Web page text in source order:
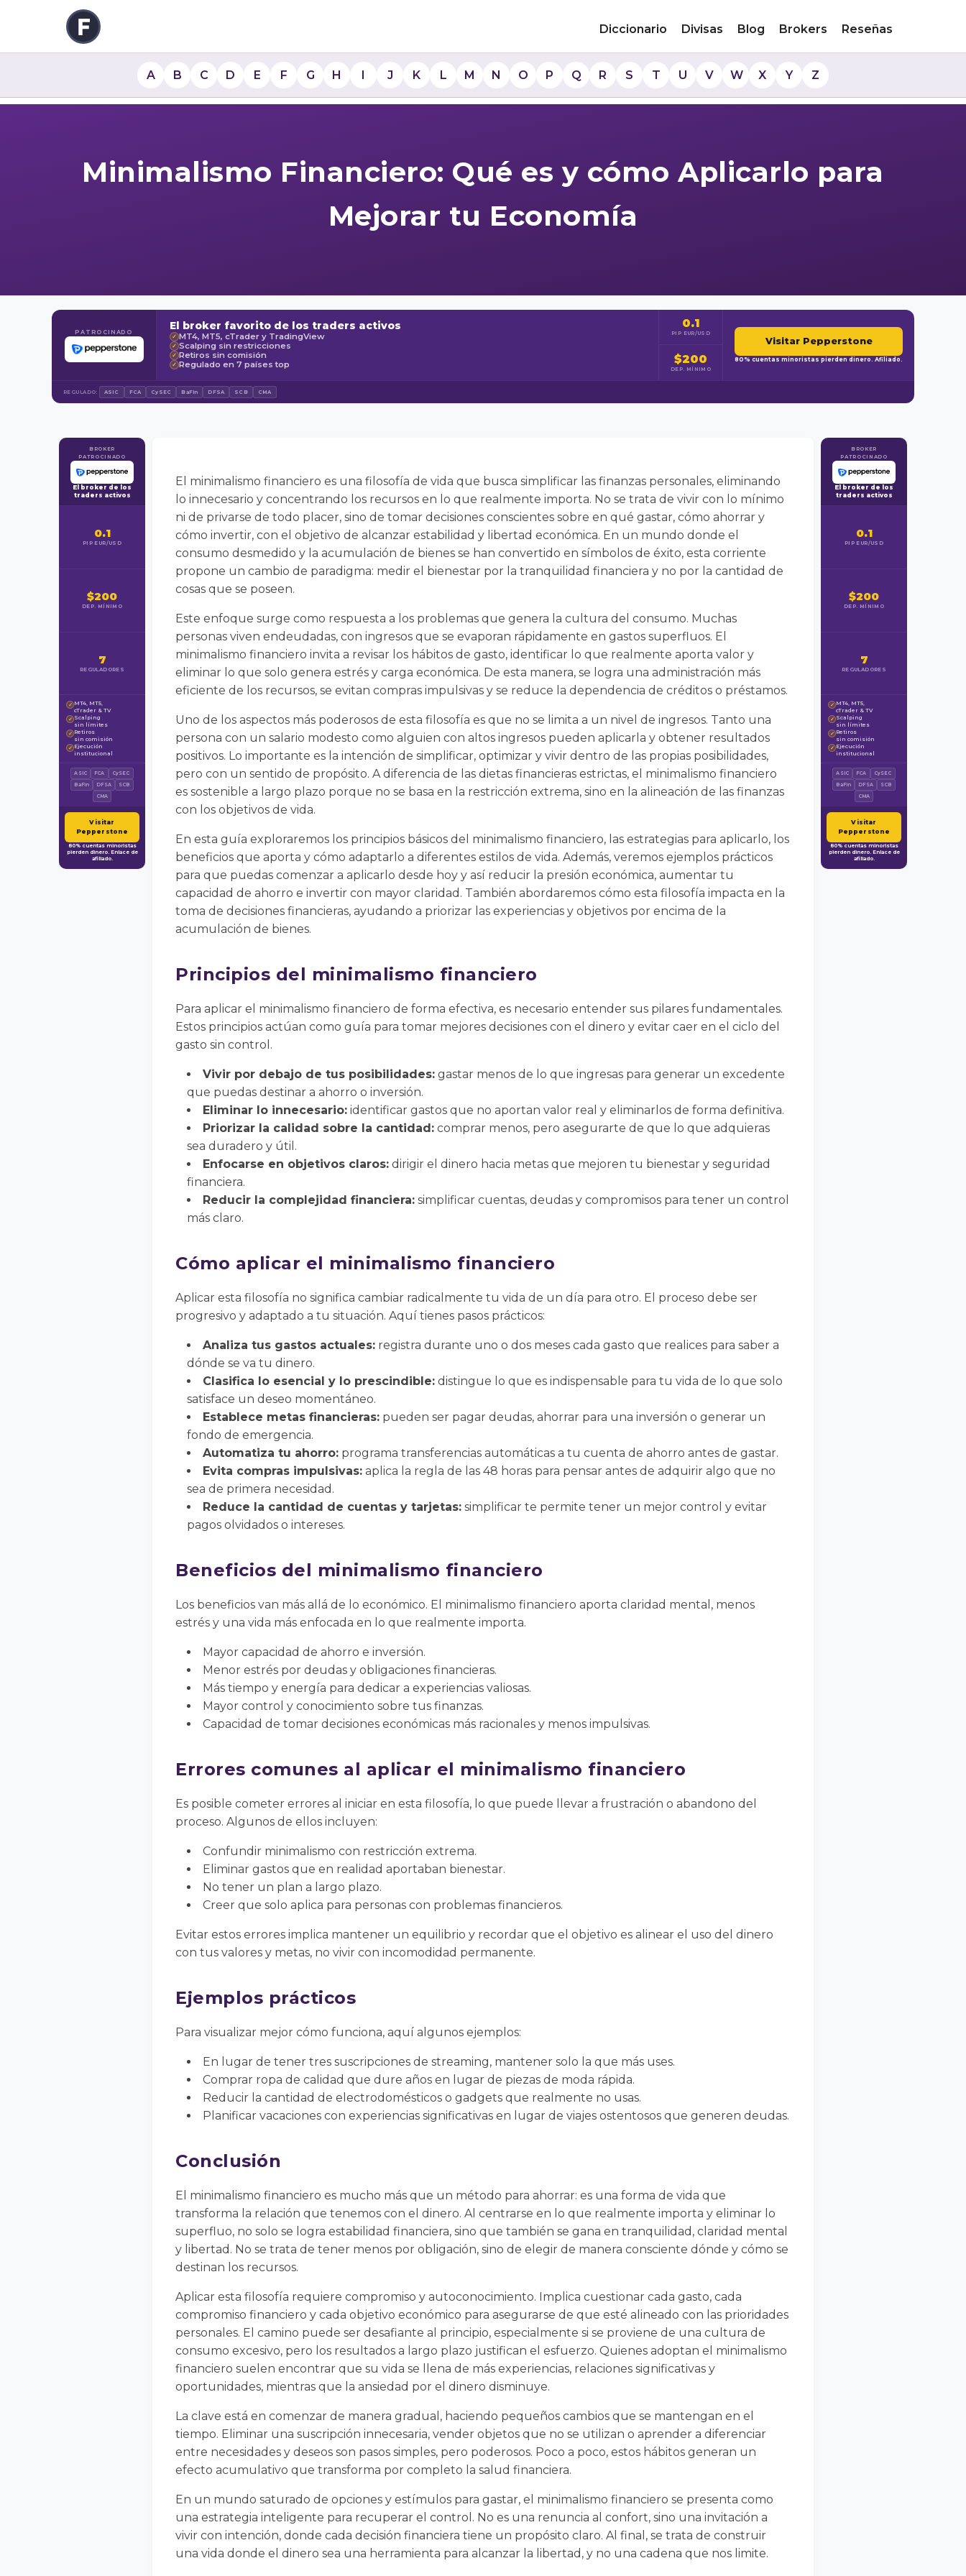
Diccionario Divisas Blog Brokers Reseñas
A B C D E F G H I J K L M N O P Q R S T U V W X Y Z
Minimalismo Financiero: Qué es y cómo Aplicarlo para
Mejorar tu Economía
PATROCINADO El broker favorito de los traders activos
✓ MT4, MT5, cTrader y TradingView
✓ Scalping sin restricciones
✓ Retiros sin comisión
✓ Regulado en 7 países top
0.1
PIP EUR/USD
$200
DEP. MÍNIMO
Visitar Pepperstone
80% cuentas minoristas pierden dinero. Afiliado.
REGULADO: ASIC FCA CySEC BaFin DFSA SCB CMA
BROKER
PATROCINADO
El broker de los
traders activos
0.1
PIP EUR/USD
$200
DEP. MÍNIMO
7
REGULADORES
✓ MT4, MT5,
cTrader & TV
✓ Scalping
sin límites
✓ Retiros
sin comisión
✓ Ejecución
institucional
ASIC FCA
CySEC
BaFin
DFSA
SCB
CMA
Visitar
Pepperstone
80% cuentas minoristas
pierden dinero. Enlace de
afiliado.
El minimalismo financiero es una filosofía de vida que busca simplificar las finanzas personales, eliminando
lo innecesario y concentrando los recursos en lo que realmente importa. No se trata de vivir con lo mínimo
ni de privarse de todo placer, sino de tomar decisiones conscientes sobre en qué gastar, cómo ahorrar y
cómo invertir, con el objetivo de alcanzar estabilidad y libertad económica. En un mundo donde el
consumo desmedido y la acumulación de bienes se han convertido en símbolos de éxito, esta corriente
propone un cambio de paradigma: medir el bienestar por la tranquilidad financiera y no por la cantidad de
cosas que se poseen.
Este enfoque surge como respuesta a los problemas que genera la cultura del consumo. Muchas
personas viven endeudadas, con ingresos que se evaporan rápidamente en gastos superfluos. El
minimalismo financiero invita a revisar los hábitos de gasto, identificar lo que realmente aporta valor y
eliminar lo que solo genera estrés y carga económica. De esta manera, se logra una administración más
eficiente de los recursos, se evitan compras impulsivas y se reduce la dependencia de créditos o préstamos.
Uno de los aspectos más poderosos de esta filosofía es que no se limita a un nivel de ingresos. Tanto una
persona con un salario modesto como alguien con altos ingresos pueden aplicarla y obtener resultados
positivos. Lo importante es la intención de simplificar, optimizar y vivir dentro de las propias posibilidades,
pero con un sentido de propósito. A diferencia de las dietas financieras estrictas, el minimalismo financiero
es sostenible a largo plazo porque no se basa en la restricción extrema, sino en la alineación de las finanzas
con los objetivos de vida.
En esta guía exploraremos los principios básicos del minimalismo financiero, las estrategias para aplicarlo, los
beneficios que aporta y cómo adaptarlo a diferentes estilos de vida. Además, veremos ejemplos prácticos
para que puedas comenzar a aplicarlo desde hoy y así reducir la presión económica, aumentar tu
capacidad de ahorro e invertir con mayor claridad. También abordaremos cómo esta filosofía impacta en la
toma de decisiones financieras, ayudando a priorizar las experiencias y objetivos por encima de la
acumulación de bienes.
Principios del minimalismo financiero
Para aplicar el minimalismo financiero de forma efectiva, es necesario entender sus pilares fundamentales.
Estos principios actúan como guía para tomar mejores decisiones con el dinero y evitar caer en el ciclo del
gasto sin control.
Vivir por debajo de tus posibilidades: gastar menos de lo que ingresas para generar un excedente
que puedas destinar a ahorro o inversión.
Eliminar lo innecesario: identificar gastos que no aportan valor real y eliminarlos de forma definitiva.
Priorizar la calidad sobre la cantidad: comprar menos, pero asegurarte de que lo que adquieras
sea duradero y útil.
Enfocarse en objetivos claros: dirigir el dinero hacia metas que mejoren tu bienestar y seguridad
financiera.
Reducir la complejidad financiera: simplificar cuentas, deudas y compromisos para tener un control
más claro.
Cómo aplicar el minimalismo financiero
Aplicar esta filosofía no significa cambiar radicalmente tu vida de un día para otro. El proceso debe ser
progresivo y adaptado a tu situación. Aquí tienes pasos prácticos:
Analiza tus gastos actuales: registra durante uno o dos meses cada gasto que realices para saber a
dónde se va tu dinero.
Clasifica lo esencial y lo prescindible: distingue lo que es indispensable para tu vida de lo que solo
satisface un deseo momentáneo.
Establece metas financieras: pueden ser pagar deudas, ahorrar para una inversión o generar un
fondo de emergencia.
Automatiza tu ahorro: programa transferencias automáticas a tu cuenta de ahorro antes de gastar.
Evita compras impulsivas: aplica la regla de las 48 horas para pensar antes de adquirir algo que no
sea de primera necesidad.
Reduce la cantidad de cuentas y tarjetas: simplificar te permite tener un mejor control y evitar
pagos olvidados o intereses.
Beneficios del minimalismo financiero
Los beneficios van más allá de lo económico. El minimalismo financiero aporta claridad mental, menos
estrés y una vida más enfocada en lo que realmente importa.
Mayor capacidad de ahorro e inversión.
Menor estrés por deudas y obligaciones financieras.
Más tiempo y energía para dedicar a experiencias valiosas.
Mayor control y conocimiento sobre tus finanzas.
Capacidad de tomar decisiones económicas más racionales y menos impulsivas.
Errores comunes al aplicar el minimalismo financiero
Es posible cometer errores al iniciar en esta filosofía, lo que puede llevar a frustración o abandono del
proceso. Algunos de ellos incluyen:
Confundir minimalismo con restricción extrema.
Eliminar gastos que en realidad aportaban bienestar.
No tener un plan a largo plazo.
Creer que solo aplica para personas con problemas financieros.
Evitar estos errores implica mantener un equilibrio y recordar que el objetivo es alinear el uso del dinero
con tus valores y metas, no vivir con incomodidad permanente.
Ejemplos prácticos
Para visualizar mejor cómo funciona, aquí algunos ejemplos:
En lugar de tener tres suscripciones de streaming, mantener solo la que más uses.
Comprar ropa de calidad que dure años en lugar de piezas de moda rápida.
Reducir la cantidad de electrodomésticos o gadgets que realmente no usas.
Planificar vacaciones con experiencias significativas en lugar de viajes ostentosos que generen deudas.
Conclusión
El minimalismo financiero es mucho más que un método para ahorrar: es una forma de vida que
transforma la relación que tenemos con el dinero. Al centrarse en lo que realmente importa y eliminar lo
superfluo, no solo se logra estabilidad financiera, sino que también se gana en tranquilidad, claridad mental
y libertad. No se trata de tener menos por obligación, sino de elegir de manera consciente dónde y cómo se
destinan los recursos.
Aplicar esta filosofía requiere compromiso y autoconocimiento. Implica cuestionar cada gasto, cada
compromiso financiero y cada objetivo económico para asegurarse de que esté alineado con las prioridades
personales. El camino puede ser desafiante al principio, especialmente si se proviene de una cultura de
consumo excesivo, pero los resultados a largo plazo justifican el esfuerzo. Quienes adoptan el minimalismo
financiero suelen encontrar que su vida se llena de más experiencias, relaciones significativas y
oportunidades, mientras que la ansiedad por el dinero disminuye.
La clave está en comenzar de manera gradual, haciendo pequeños cambios que se mantengan en el
tiempo. Eliminar una suscripción innecesaria, vender objetos que no se utilizan o aprender a diferenciar
entre necesidades y deseos son pasos simples, pero poderosos. Poco a poco, estos hábitos generan un
efecto acumulativo que transforma por completo la salud financiera.
En un mundo saturado de opciones y estímulos para gastar, el minimalismo financiero se presenta como
una estrategia inteligente para recuperar el control. No es una renuncia al confort, sino una invitación a
vivir con intención, donde cada decisión financiera tiene un propósito claro. Al final, se trata de construir
una vida donde el dinero sea una herramienta para alcanzar la libertad, y no una cadena que nos limite.
BROKER
PATROCINADO
El broker de los
traders activos
0.1
PIP EUR/USD
$200
DEP. MÍNIMO
7
REGULADORES
✓ MT4, MT5,
cTrader & TV
✓ Scalping
sin límites
✓ Retiros
sin comisión
✓ Ejecución
institucional
ASIC FCA
CySEC
BaFin
DFSA
SCB
CMA
Visitar
Pepperstone
80% cuentas minoristas
pierden dinero. Enlace de
afiliado.